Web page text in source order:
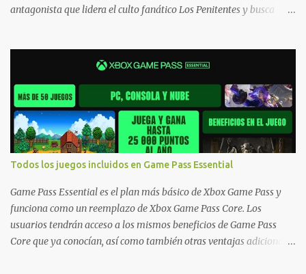
antagonista que lidera el culto fanático Los Penitentes y busca
Predator , uno de los desafíos más recordados por la comunidad,
junto con múltiples mejoras centradas en ampliar la libertad de
juego. Uno de los aspectos más importantes de Last Rites es la
gran cantidad de opciones de personalización incorporadas. Ahora
es posible ocultar más elementos de la interfaz, incluyendo las
trayectorias de lanzamiento de granadas y el resaltado de objetos
interactivos, además de desactivar automáticamente los sonidos
asociados cuando la interfaz está oculta. También se añaden los
llamados "Parámetros Ghost" , que permiten activar la recarga
táctica, limitar el número de armas ...
Todos los juegos incluidos en Game Pass Essential
Game Pass Essential es el plan más básico de Xbox Game Pass y
funciona como un reemplazo de Xbox Game Pass Core. Los
usuarios tendrán acceso a los mismos beneficios de Game Pass
Core que ya conocían, así como también otras ventajas adicionales